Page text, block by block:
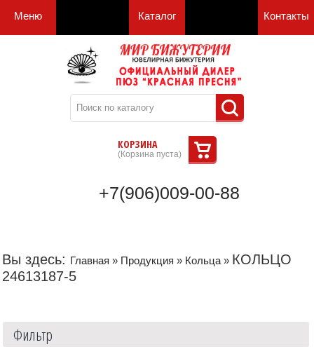
Меню Каталог Контакты
КОРЗИНА
(Корзина пуста)
+7(906)009-00-88
Вы здесь: Главная » Продукция » Кольца » КОЛЬЦО
24613187-5
Фильтр